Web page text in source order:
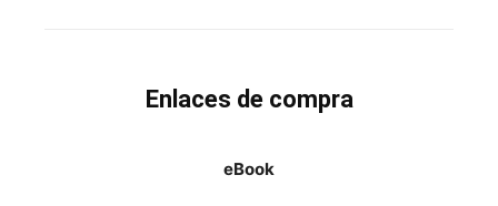
Enlaces de compra
eBook